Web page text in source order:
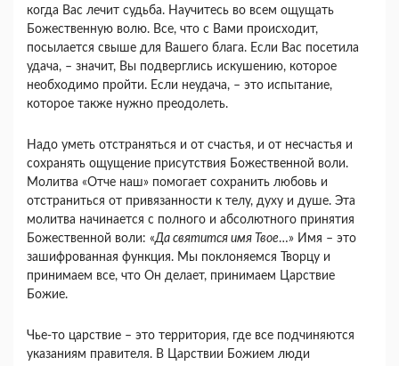
когда Вас лечит судьба. Научитесь во всем ощущать
Божественную волю. Все, что с Вами происходит,
посылается свыше для Вашего блага. Если Вас посетила
удача, – значит, Вы подверглись искушению, которое
необходимо пройти. Если неудача, – это испытание,
которое также нужно преодолеть.
Надо уметь отстраняться и от счастья, и от несчастья и
сохранять ощущение присутствия Божественной воли.
Молитва «Отче наш» помогает сохранить любовь и
отстраниться от привязанности к телу, духу и душе. Эта
молитва начинается с полного и абсолютного принятия
Божественной воли: «Да святится имя Твое…» Имя – это
зашифрованная функция. Мы поклоняемся Творцу и
принимаем все, что Он делает, принимаем Царствие
Божие.
Чье-то царствие – это территория, где все подчиняются
указаниям правителя. В Царствии Божием люди